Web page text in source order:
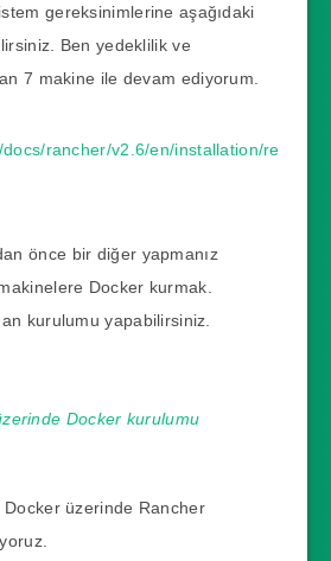
gereksinimlerine aşağıdaki
Ben yedeklilik ve
7 makine ile devam ediyorum.
rancher/v2.6/en/installation/re
önce bir diğer yapmanız
Docker kurmak.
kurulumu yapabilirsiniz.
Docker kurulumu
Docker üzerinde Rancher